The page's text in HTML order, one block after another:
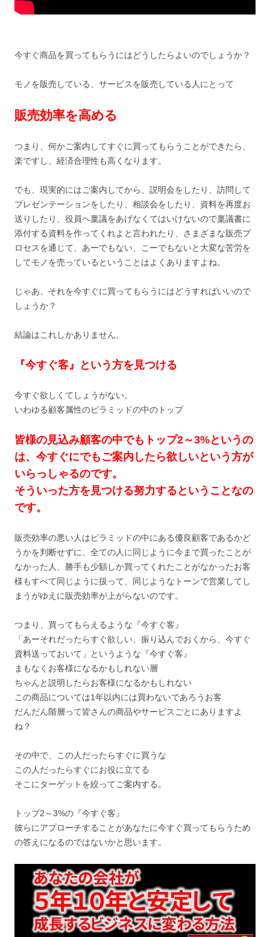
今すぐ商品を買ってもらうにはどうしたらよいのでしょうか？
モノを販売している、サービスを販売している人にとって
販売効率を高める
つまり、何かご案内してすぐに買ってもらうことができたら、
楽ですし、経済合理性も高くなります。
でも、現実的にはご案内してから、説明会をしたり、訪問して
プレゼンテーションをしたり、相談会をしたり、資料を再度お
送りしたり、役員へ稟議をあげなくてはいけないので稟議書に
添付する資料を作ってくれよと言われたり、さまざまな販売プ
ロセスを通じて、あーでもない、こーでもないと大変な苦労を
してモノを売っているということはよくありますよね。
じゃあ、それを今すぐに買ってもらうにはどうすればいいので
しょうか？
結論はこれしかありません。
『今すぐ客』という方を見つける
今すぐ欲しくてしょうがない。
いわゆる顧客属性のピラミッドの中のトップ
皆様の見込み顧客の中でもトップ2～3%というの
は、今すぐにでもご案内したら欲しいという方が
いらっしゃるのです。
そういった方を見つける努力するということなの
です。
販売効率の悪い人はピラミッドの中にある優良顧客であるかど
うかを判断せずに、全ての人に同じように今まで買ったことが
なかった人、勝手も少額しか買ってくれたことがなかったお客
様もすべて同じように扱って、同じようなトーンで営業してし
まうがゆえに販売効率が上がらないのです。
つまり、買ってもらえるような『今すぐ客』
「あーそれだったらすぐ欲しい、振り込んでおくから、今すぐ
資料送っておいて」というような『今すぐ客』
まもなくお客様になるかもしれない層
ちゃんと説明したらお客様になるかもしれない
この商品については1年以内には買わないであろうお客
だんだん階層って皆さんの商品やサービスごとにありますよ
ね？
その中で、この人だったらすぐに買うな
この人だったらすぐにお役に立てる
そこにターゲットを絞ってご案内する。
トップ2～3%の『今すぐ客』
彼らにアプローチすることがあなたに今すぐ買ってもらうため
の答えになるのではないかと思います。